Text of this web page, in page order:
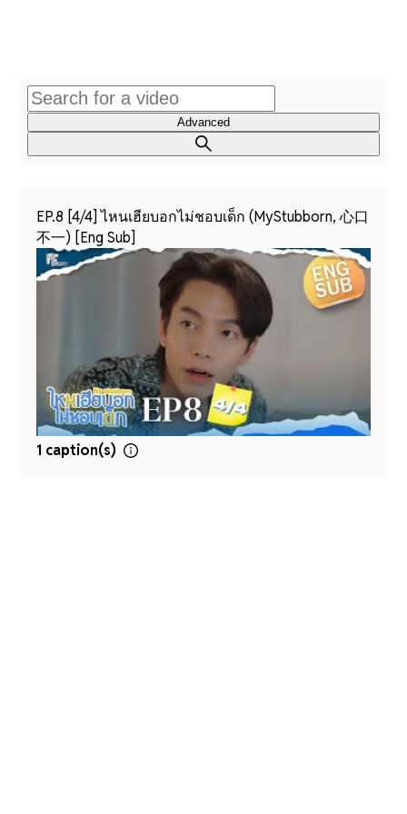
Advanced
EP.8 [4/4] ไหนเฮียบอกไม่ชอบเด็ก (MyStubborn, 心口
不一) [Eng Sub]
1 caption(s)